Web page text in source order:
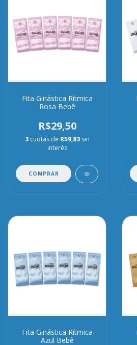
Fita Ginástica Rítmica
Rosa Bebê
R$29,50
3 cuotas de R$9,83 sin
interés
COMPRAR
Fita Ginástica Rítmica
Azul Bebê